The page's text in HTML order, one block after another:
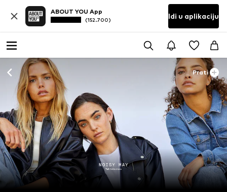
ABOUT YOU App
(152.700) Idi u aplikaciju
Prati